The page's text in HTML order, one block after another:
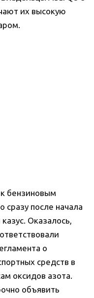
их высокую
бензиновым
сразу после начала
Оказалось,
о
средств в
оксидов азота.
объявить